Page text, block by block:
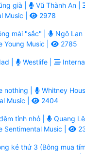
già | Vũ Thành An |
Music |
2978
mài "sắc" |
Ngô Lan
Young Music |
2785
| Westlife |
nothing |
Whitney
Music |
2404
tỉnh nhỏ |
Quang Lê
Sentimental Music |
kẻ thứ 3 (Bông mua